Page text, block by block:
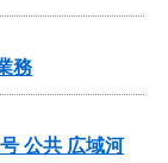
務
公共 広域河